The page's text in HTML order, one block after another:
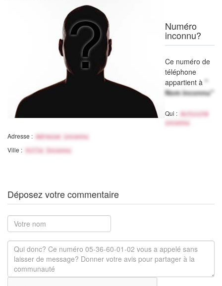
Numéro
inconnu?
Ce numéro de
téléphone
appartient à "
Nom inconnu"
Qui :
Activité
inconnu
Adresse : Adresse inconnu
Ville : Ville Inconnu
Déposez votre commentaire